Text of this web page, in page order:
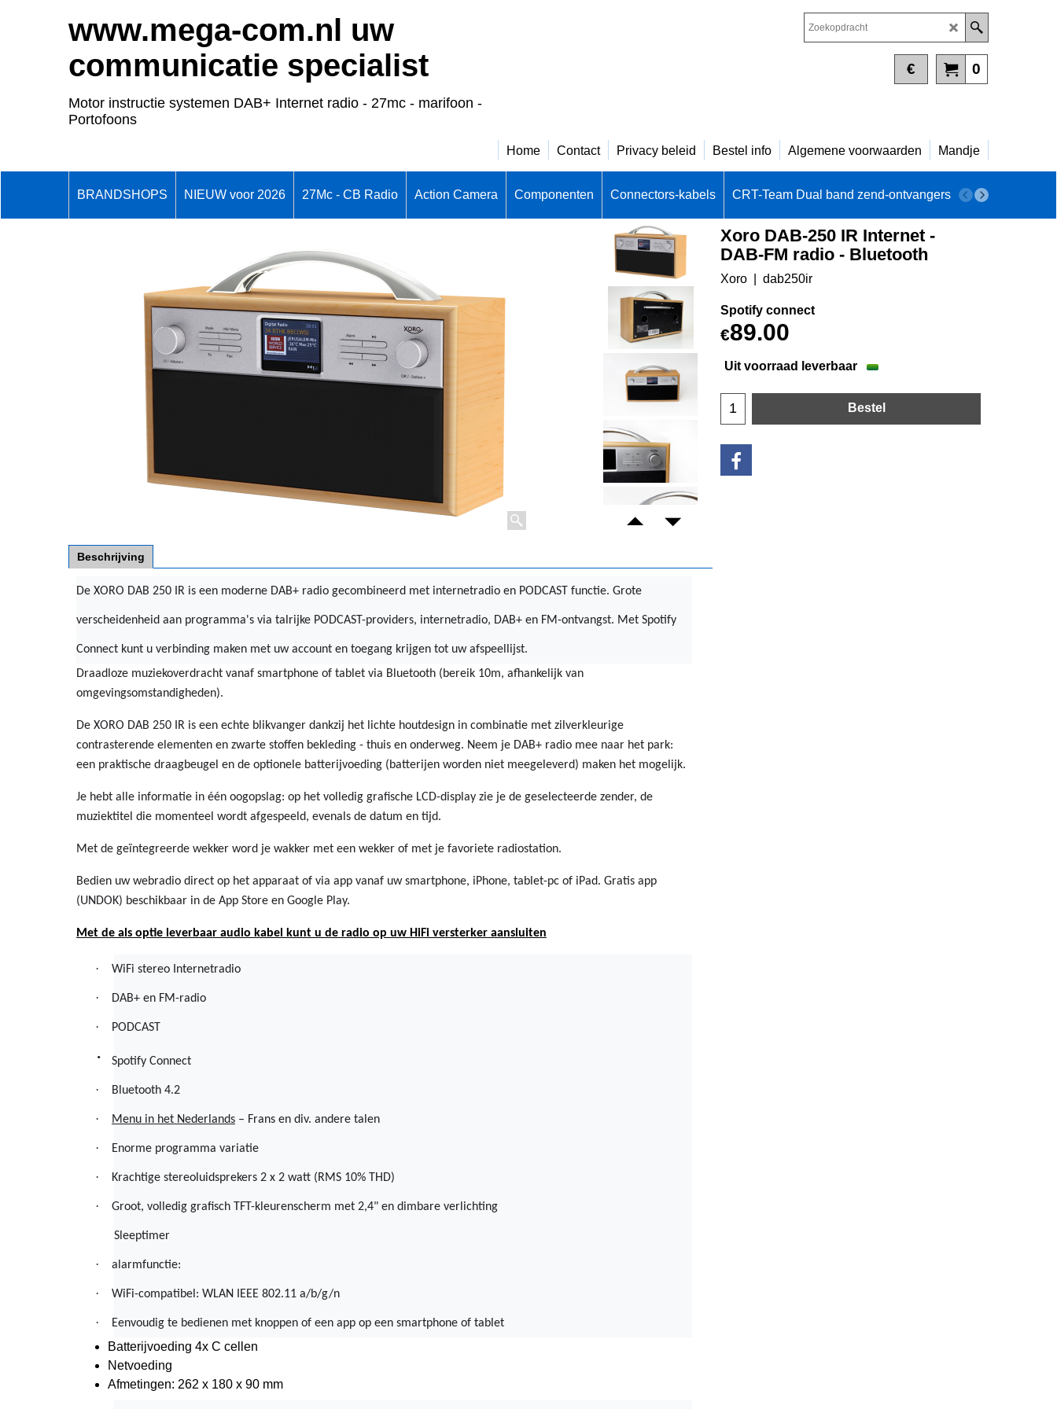
www.mega-com.nl uw
communicatie specialist
Motor instructie systemen DAB+ Internet radio - 27mc - marifoon -
Portofoons
0
€
Home Contact Privacy beleid Bestel info Algemene voorwaarden Mandje
BRANDSHOPS NIEUW voor 2026 27Mc - CB Radio Action Camera Componenten Connectors-kabels CRT-Team Dual band zend-ontvangers DAB+ -
Xoro DAB-250 IR Internet -
DAB-FM radio - Bluetooth
Xoro dab250ir
Spotify connect
€89.00
Uit voorraad leverbaar
Bestel
Beschrijving
De XORO DAB 250 IR is een moderne DAB+ radio gecombineerd met internetradio en PODCAST functie. Grote
verscheidenheid aan programma's via talrijke PODCAST-providers, internetradio, DAB+ en FM-ontvangst. Met Spotify
Connect kunt u verbinding maken met uw account en toegang krijgen tot uw afspeellijst.
Draadloze muziekoverdracht vanaf smartphone of tablet via Bluetooth (bereik 10m, afhankelijk van
omgevingsomstandigheden).
De XORO DAB 250 IR is een echte blikvanger dankzij het lichte houtdesign in combinatie met zilverkleurige
contrasterende elementen en zwarte stoffen bekleding - thuis en onderweg. Neem je DAB+ radio mee naar het park:
een praktische draagbeugel en de optionele batterijvoeding (batterijen worden niet meegeleverd) maken het mogelijk.
Je hebt alle informatie in één oogopslag: op het volledig grafische LCD-display zie je de geselecteerde zender, de
muziektitel die momenteel wordt afgespeeld, evenals de datum en tijd.
Met de geïntegreerde wekker word je wakker met een wekker of met je favoriete radiostation.
Bedien uw webradio direct op het apparaat of via app vanaf uw smartphone, iPhone, tablet-pc of iPad. Gratis app
(UNDOK) beschikbaar in de App Store en Google Play.
Met de als optie leverbaar audio kabel kunt u de radio op uw HiFi versterker aansluiten
· WiFi stereo Internetradio
· DAB+ en FM-radio
· PODCAST
· Spotify Connect
· Bluetooth 4.2
· Menu in het Nederlands – Frans en div. andere talen
· Enorme programma variatie
· Krachtige stereoluidsprekers 2 x 2 watt (RMS 10% THD)
· Groot, volledig grafisch TFT-kleurenscherm met 2,4" en dimbare verlichting
Sleeptimer
· alarmfunctie:
· WiFi-compatibel: WLAN IEEE 802.11 a/b/g/n
· Eenvoudig te bedienen met knoppen of een app op een smartphone of tablet
Batterijvoeding 4x C cellen
Netvoeding
Afmetingen: 262 x 180 x 90 mm